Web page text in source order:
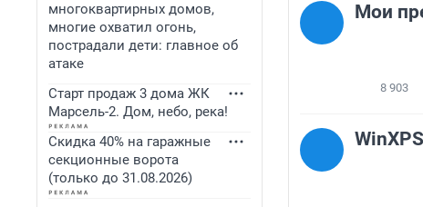
многоквартирных домов,
многие охватил огонь,
пострадали дети: главное об
атаке
Старт продаж 3 дома ЖК
Марсель-2. Дом, небо, река!
Скидка 40% на гаражные
секционные ворота
(только до 31.08.2026)
Мои
8 903